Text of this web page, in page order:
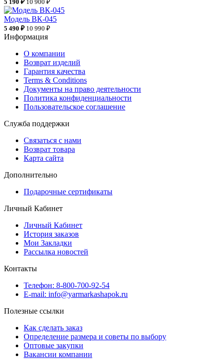
5 190 ₽ 10 900 ₽
Модель ВК-045
5 490 ₽ 10 990 ₽
Информация
О компании
Возврат изделий
Гарантия качества
Terms & Conditions
Документы на право деятельности
Политика конфиденциальности
Пользовательское соглашение
Служба поддержки
Связаться с нами
Возврат товара
Карта сайта
Дополнительно
Подарочные сертификаты
Личный Кабинет
Личный Кабинет
История заказов
Мои Закладки
Рассылка новостей
Контакты
Телефон: 8-800-700-92-54
E-mail: info@yarmarkashapok.ru
Полезные ссылки
Как сделать заказ
Определение размера и советы по выбору
Оптовые закупки
Вакансии компании